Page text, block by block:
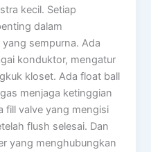
kecil. Setiap
dalam
sempurna. Ada
konduktor, mengatur
kloset. Ada float ball
menjaga ketinggian
fill valve yang mengisi
flush selesai. Dan
yang menghubungkan